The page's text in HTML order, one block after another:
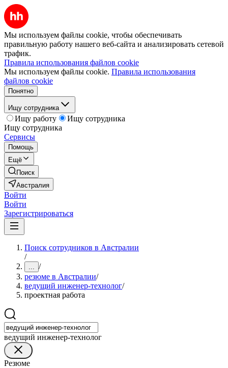
Мы используем файлы cookie, чтобы обеспечивать
правильную работу нашего веб-сайта и анализировать сетевой
трафик.
Правила использования файлов cookie
Мы используем файлы cookie. Правила использования
файлов cookie
Понятно
Ищу сотрудника
Ищу работу
Ищу сотрудника
Ищу сотрудника
Сервисы
Помощь
Ещё
Поиск
Австралия
Войти
Войти
Зарегистрироваться
Поиск сотрудников в Австралии
/
... /
резюме в Австралии/
ведущий инженер-технолог/
проектная работа
ведущий инженер-технолог
Резюме